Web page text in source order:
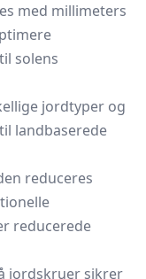
med millimeters
solens
jordtyper og
landbaserede
reduceres
reducerede
jordskruer sikrer